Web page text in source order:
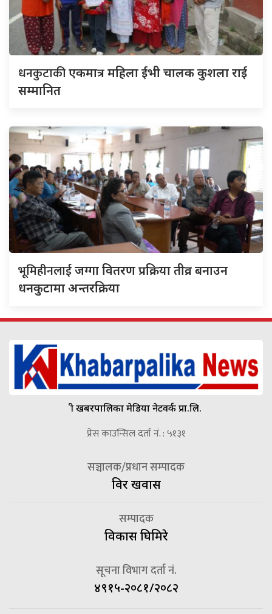
धनकुटाकीएकमात्र महिला ईभी चालक कुशला राई
सम्मानित
भूमिहीनलाईजग्गा वितरण प्रक्रिया तीव्र बनाउन
धनकुटामा अन्तरक्रिया
श्री खबरपालिका मेडिया नेटवर्क प्रा.लि.
प्रेस काउन्सिल दर्ता नं. : ५१३१
सञ्चालक/प्रधान सम्पादक
विदुर खवास
सम्पादक
विकास घिमिरे
सूचना विभाग दर्ता नं.
४९१५-२०८१/२०८२